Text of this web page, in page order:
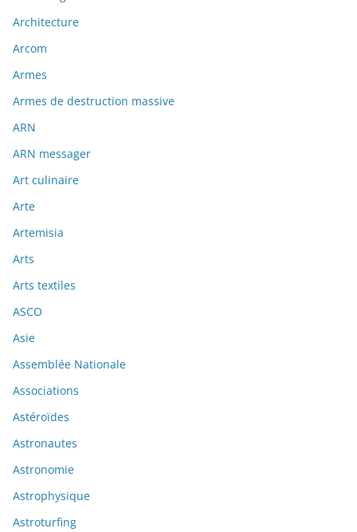
Architecture
Arcom
Armes
Armes de destruction massive
ARN
ARN messager
Art culinaire
Arte
Artemisia
Arts
Arts textiles
ASCO
Asie
Assemblée Nationale
Associations
Astéroïdes
Astronautes
Astronomie
Astrophysique
Astroturfing